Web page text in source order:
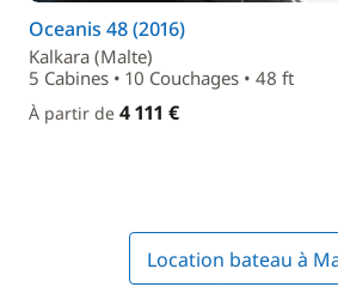
Oceanis 48 (2016)
Kalkara (Malte)
5 Cabines • 10 Couchages • 48 ft
À partir de 4 111 €
Location bateau à